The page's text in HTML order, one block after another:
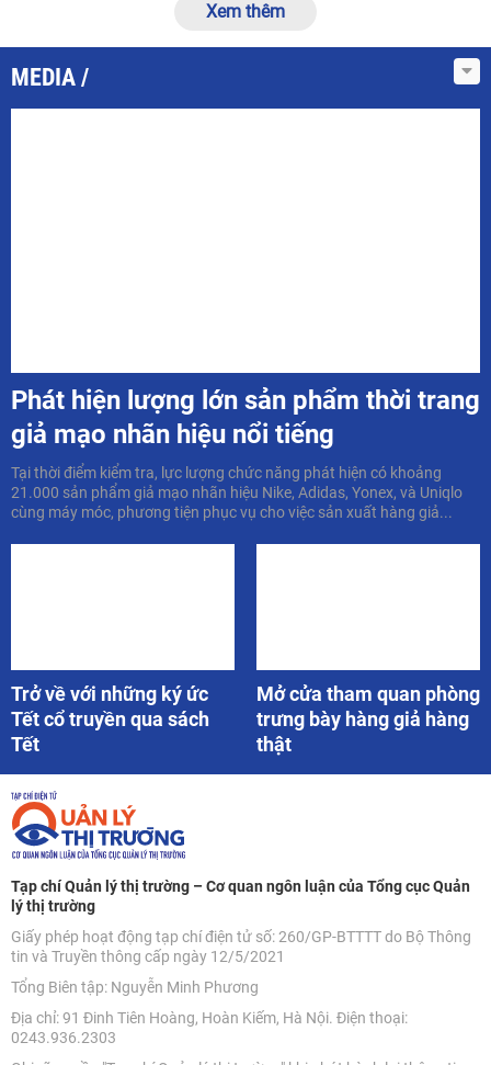
Xem thêm
MEDIA
Phát hiện lượng lớn sản phẩm thời trang
giả mạo nhãn hiệu nổi tiếng
Tại thời điểm kiểm tra, lực lượng chức năng phát hiện có khoảng
21.000 sản phẩm giả mạo nhãn hiệu Nike, Adidas, Yonex, và Uniqlo
cùng máy móc, phương tiện phục vụ cho việc sản xuất hàng giả...
Trở về với những ký ức
Tết cổ truyền qua sách
Tết
Mở cửa tham quan phòng
trưng bày hàng giả hàng
thật
Tạp chí Quản lý thị trường – Cơ quan ngôn luận của Tổng cục Quản
lý thị trường
Giấy phép hoạt động tạp chí điện tử số: 260/GP-BTTTT do Bộ Thông
tin và Truyền thông cấp ngày 12/5/2021
Tổng Biên tập: Nguyễn Minh Phương
Địa chỉ: 91 Đinh Tiên Hoàng, Hoàn Kiếm, Hà Nội. Điện thoại:
0243.936.2303